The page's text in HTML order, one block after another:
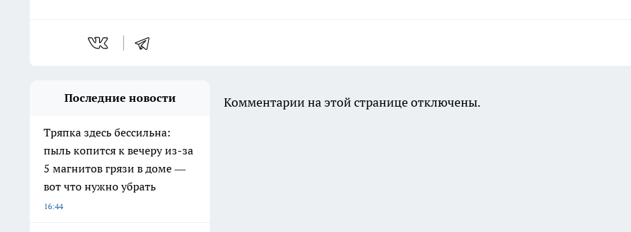
Последние новости
Тряпка здесь бессильна:
пыль копится к вечеру из-за
5 магнитов грязи в доме —
вот что нужно убрать
16:44
Комментарии на этой странице отключены.